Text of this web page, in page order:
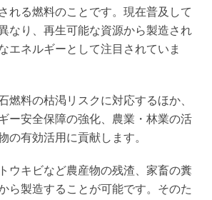
れる燃料のことです。現在普及して
なり、再生可能な資源から製造され
エネルギーとして注目されていま
燃料の枯渇リスクに対応するほか、
ー安全保障の強化、農業・林業の活
の有効活用に貢献します。
ウキビなど農産物の残渣、家畜の糞
ら製造することが可能です。そのた